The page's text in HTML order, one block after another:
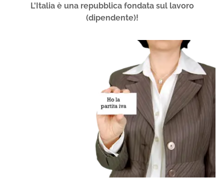
L'Italia è una repubblica fondata sul lavoro
(dipendente)!